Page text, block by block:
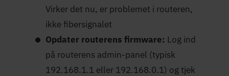
Virker det nu, er problemet i routeren,
ikke fibersignalet
Opdater routerens firmware: Log ind
på routerens admin-panel (typisk
192.168.1.1 eller 192.168.0.1) og tjek